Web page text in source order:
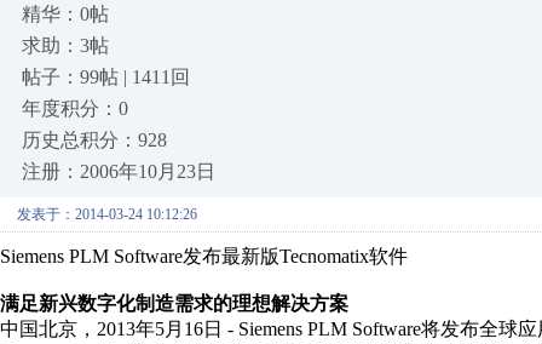
精华：0帖
求助：3帖
帖子：99帖 | 1411回
年度积分：0
历史总积分：928
注册：2006年10月23日
发表于：2014-03-24 10:12:26
Siemens PLM Software发布最新版Tecnomatix软件
满足新兴数字化制造需求的理想解决方案
中国北京，2013年5月16日 - Siemens PLM Software将发布全